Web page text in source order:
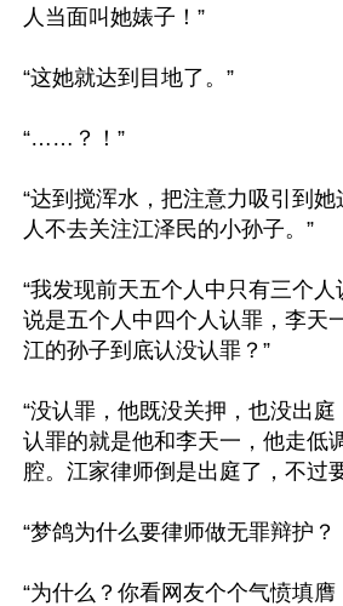
人当面叫她婊子！”
“这她就达到目地了。”
“……？！”
“达到搅浑水，把注意力吸引到
人不去关注江泽民的小孙子。”
“我发现前天五个人中只有三个
说是五个人中四个人认罪，李天
江的孙子到底认没认罪？”
“没认罪，他既没关押，也没出
认罪的就是他和李天一，他走低
腔。江家律师倒是出庭了，不过
“梦鸽为什么要律师做无罪辩护？
“为什么？你看网友个个气愤填